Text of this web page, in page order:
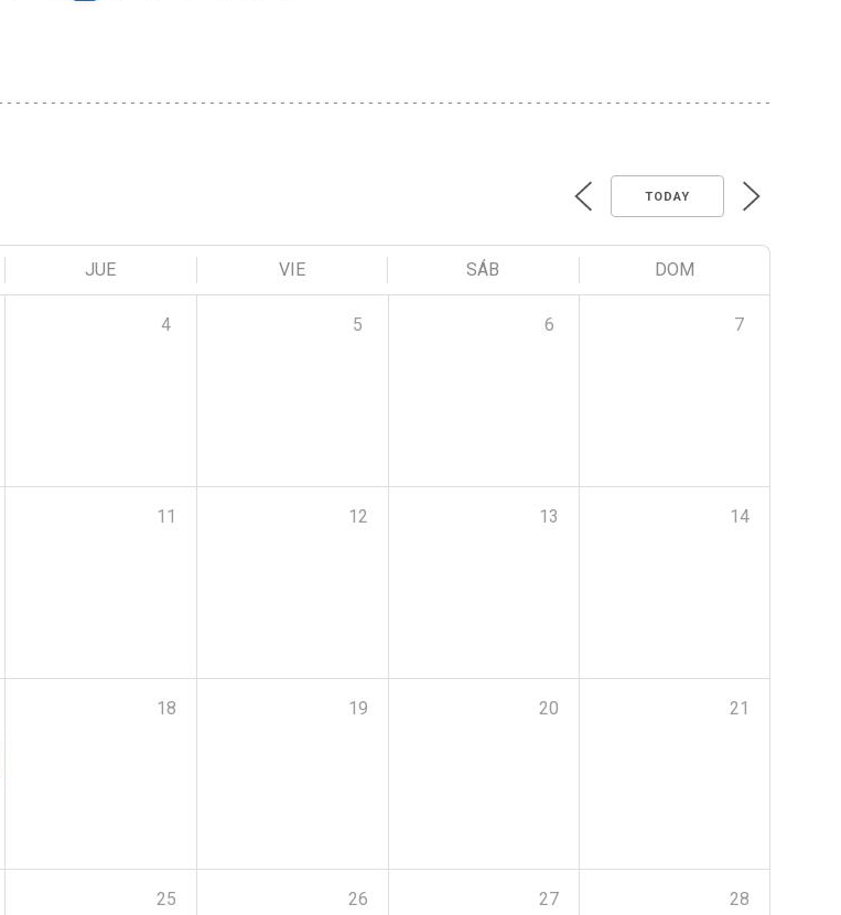
TODAY
JUE VIE SÁB DOM
4 5 6 7
11 12 13 14
18 19 20 21
25 26 27 28